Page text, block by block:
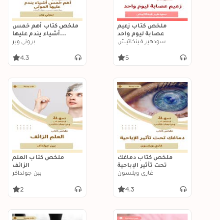
ملخص كتاب أهم خمس
أشياء يندم عليها
الموتى: حياة تغيرت
بروني وير
4.3
ملخص كتاب زعيم
عصابة ليوم واحد
سودهير فينكاتيش
5
ملخص كتاب العلم
الزائف
بين جولداكر
2
ملخص كتاب دماغك
تحت تأثير الإباحية
غاري ويلسون
4.3